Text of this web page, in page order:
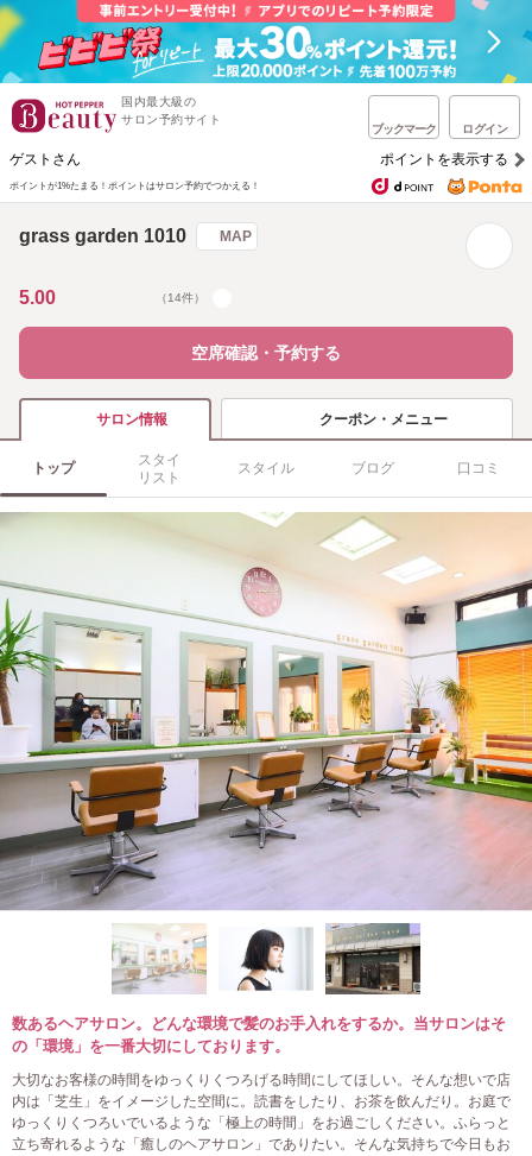
国内最大級の
サロン予約サイト
ブックマーク ログイン
ゲストさん ポイントを表示する
ポイントが1%たまる！ ポイントはサロン予約でつかえる！
grass garden 1010 MAP
5.00 （14件）
空席確認・予約する
サロン情報 クーポン・メニュー
トップ
スタイ
リスト
スタイル ブログ 口コミ
数あるヘアサロン。どんな環境で髪のお手入れをするか。当サロンはそ
の「環境」を一番大切にしております。
大切なお客様の時間をゆっくりくつろげる時間にしてほしい。そんな想いで店
内は「芝生」をイメージした空間に。読書をしたり、お茶を飲んだり。お庭で
ゆっくりくつろいでいるような「極上の時間」をお過ごしください。ふらっと
立ち寄れるような「癒しのヘアサロン」でありたい。そんな気持ちで今日もお